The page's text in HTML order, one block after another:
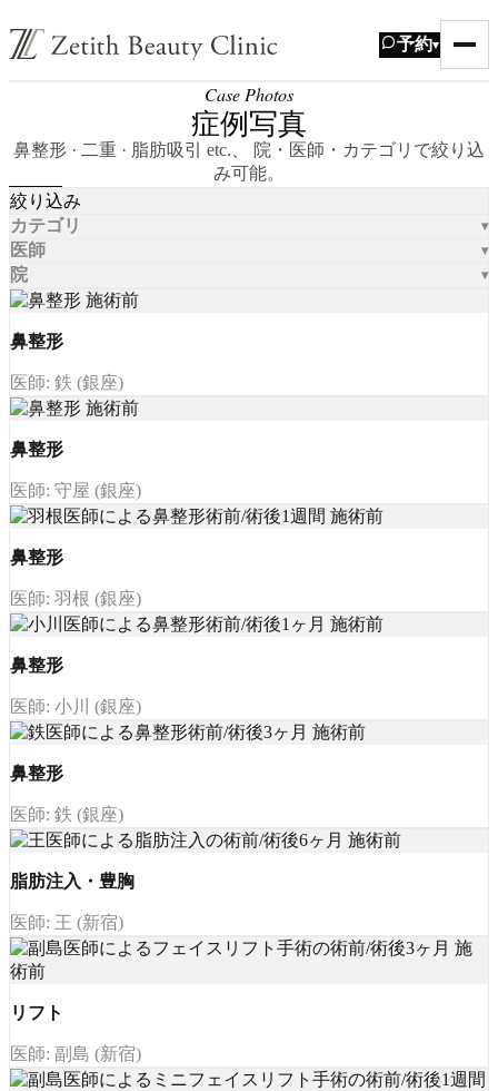
予約▾
Case Photos
症例写真
鼻整形 · 二重 · 脂肪吸引 etc.、 院・医師・カテゴリで絞り込
み可能。
絞り込み
カテゴリ
医師
院
鼻整形
医師: 鉄 (銀座)
鼻整形
医師: 守屋 (銀座)
鼻整形
医師: 羽根 (銀座)
鼻整形
医師: 小川 (銀座)
鼻整形
医師: 鉄 (銀座)
脂肪注入・豊胸
医師: 王 (新宿)
リフト
医師: 副島 (新宿)